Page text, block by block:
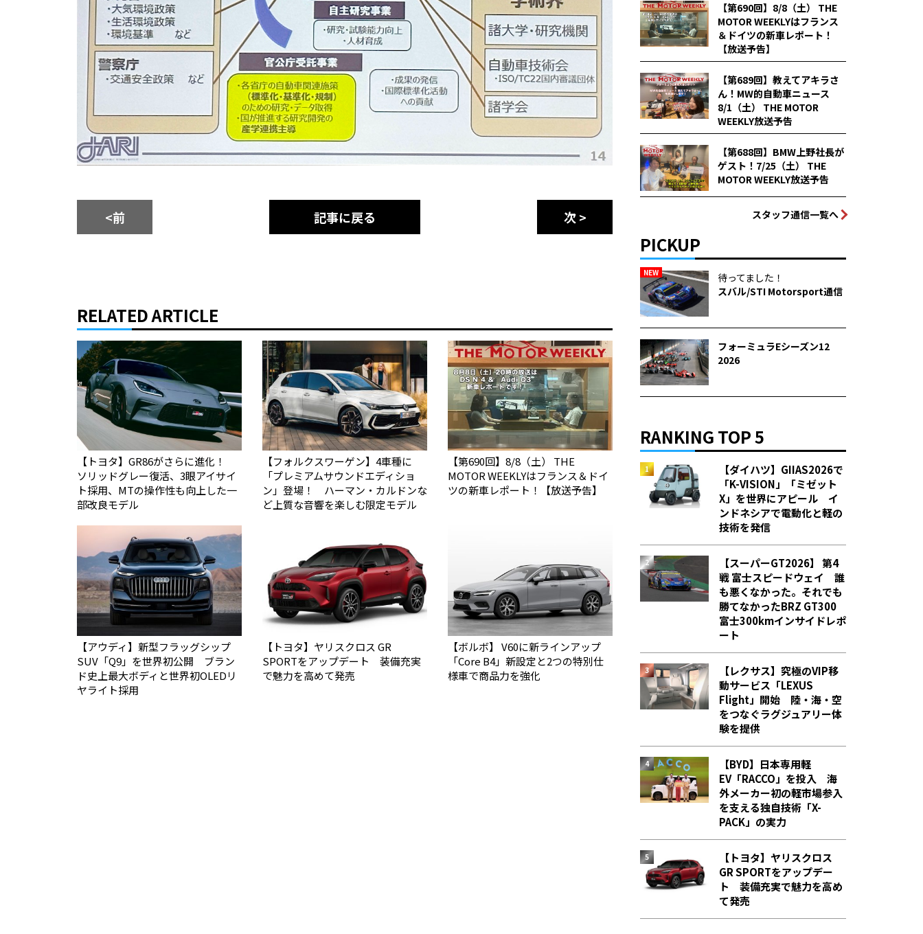
<前 記事に戻る 次 >
RELATED ARTICLE
【トヨタ】GR86がさらに進化！
ソリッドグレー復活、3眼アイサイ
ト採用、MTの操作性も向上した一
部改良モデル
【フォルクスワーゲン】4車種に
「プレミアムサウンドエディショ
ン」登場！ ハーマン・カルドンな
ど上質な音響を楽しむ限定モデル
【第690回】8/8（土） THE
MOTOR WEEKLYはフランス＆ドイ
ツの新車レポート！【放送予告】
【アウディ】新型フラッグシップ
SUV「Q9」を世界初公開 ブラン
ド史上最大ボディと世界初OLEDリ
ヤライト採用
【トヨタ】ヤリスクロス GR
SPORTをアップデート 装備充実
で魅力を高めて発売
【ボルボ】 V60に新ラインアップ
「Core B4」新設定と2つの特別仕
様車で商品力を強化
【第690回】8/8（土） THE
MOTOR WEEKLYはフランス
＆ドイツの新車レポート！
【放送予告】
【第689回】教えてアキラさ
ん！MW的自動車ニュース
8/1（土） THE MOTOR
WEEKLY放送予告
【第688回】BMW上野社長が
ゲスト！7/25（土） THE
MOTOR WEEKLY放送予告
スタッフ通信一覧へ
PICKUP
NEW
待ってました！
スバル/STI Motorsport通信
フォーミュラEシーズン12
2026
RANKING TOP 5
【ダイハツ】GIIAS2026で
「K-VISION」「ミゼット
X」を世界にアピール イ
ンドネシアで電動化と軽の
技術を発信
【スーパーGT2026】 第4
戦 富士スピードウェイ 誰
も悪くなかった。それでも
勝てなかった――BRZ GT300
富士300kmインサイドレポ
ート
【レクサス】究極のVIP移
動サービス「LEXUS
Flight」開始 陸・海・空
をつなぐラグジュアリー体
験を提供
【BYD】日本専用軽
EV「RACCO」を投入 海
外メーカー初の軽市場参入
を支える独自技術「X-
PACK」の実力
【トヨタ】ヤリスクロス
GR SPORTをアップデー
ト 装備充実で魅力を高め
て発売